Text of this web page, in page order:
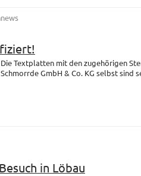
Die Textplatten mit den zugehörigen
Schmorrde GmbH & Co. KG selbst sind
in Löbau